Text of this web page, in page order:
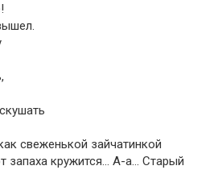
свеженькой зайчатинкой
запаха кружится… А-а… Старый